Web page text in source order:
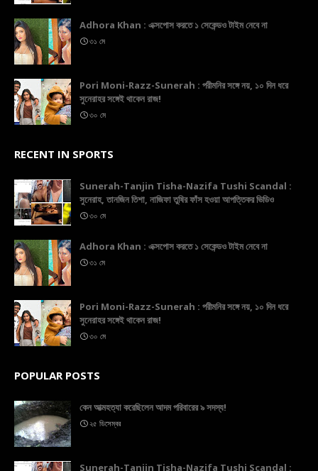
Adhora Khan : এক্সপোস করতে ১ সেকেন্ডও টাইম নেবে না
৩১ মে
Pori Moni-Razz-Sunerah : পরীমনির সঙ্গে নয়, ১০ দিন ধরে
সুনেরাহর সঙ্গেই থাকেন রাজ!
৩০ মে
RECENT IN SPORTS
Sunerah-Tanjin Tisha-Nazifa Tushi Scandal :
সুনেরাহ, তানজিন তিশা, নাজিফা তুষির ফাঁস হওয়া আপত্তিকর ভিডিও
৩০ মে
Adhora Khan : এক্সপোস করতে ১ সেকেন্ডও টাইম নেবে না
৩১ মে
Pori Moni-Razz-Sunerah : পরীমনির সঙ্গে নয়, ১০ দিন ধরে
সুনেরাহর সঙ্গেই থাকেন রাজ!
৩০ মে
POPULAR POSTS
কেন আত্মহত্যা করেছিলেন আদম পরিবারের ৯ সদস্য!
২৫ ডিসেম্বর
Sunerah-Tanjin Tisha-Nazifa Tushi Scandal :